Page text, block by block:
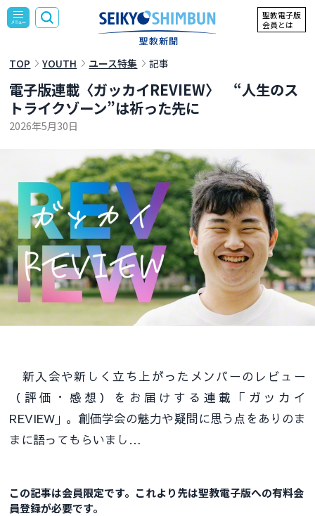
聖教電子版
会員とは
TOP YOUTH ユース特集 記事
電子版連載〈ガッカイREVIEW〉 “人生のス
トライクゾーン”は祈った先に
2026年5月30日
新入会や新しく立ち上がったメンバーのレビュー
（評価・感想）をお届けする連載「ガッカイ
REVIEW」。創価学会の魅力や疑問に思う点をありのま
まに語ってもらいまし…
この記事は会員限定です。これより先は聖教電子版への有料会
員登録が必要です。